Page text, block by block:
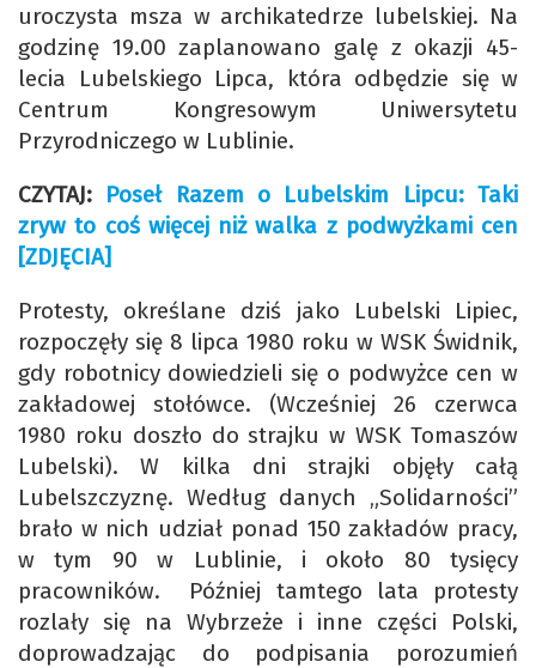
uroczysta msza w archikatedrze lubelskiej. Na
godzinę 19.00 zaplanowano galę z okazji 45-
lecia Lubelskiego Lipca, która odbędzie się w
Centrum Kongresowym Uniwersytetu
Przyrodniczego w Lublinie.
CZYTAJ: Poseł Razem o Lubelskim Lipcu: Taki
zryw to coś więcej niż walka z podwyżkami cen
[ZDJĘCIA]
Protesty, określane dziś jako Lubelski Lipiec,
rozpoczęły się 8 lipca 1980 roku w WSK Świdnik,
gdy robotnicy dowiedzieli się o podwyżce cen w
zakładowej stołówce. (Wcześniej 26 czerwca
1980 roku doszło do strajku w WSK Tomaszów
Lubelski). W kilka dni strajki objęły całą
Lubelszczyznę. Według danych „Solidarności”
brało w nich udział ponad 150 zakładów pracy,
w tym 90 w Lublinie, i około 80 tysięcy
pracowników. Później tamtego lata protesty
rozlały się na Wybrzeże i inne części Polski,
doprowadzając do podpisania porozumień